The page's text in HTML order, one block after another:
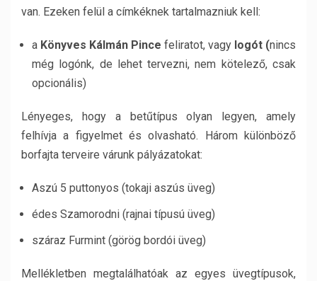
van. Ezeken felül a címkéknek tartalmazniuk kell:
a Könyves Kálmán Pince feliratot, vagy logót (nincs
még logónk, de lehet tervezni, nem kötelező, csak
opcionális)
Lényeges, hogy a betűtípus olyan legyen, amely
felhívja a figyelmet és olvasható. Három különböző
borfajta terveire várunk pályázatokat:
Aszú 5 puttonyos (tokaji aszús üveg)
édes Szamorodni (rajnai típusú üveg)
száraz Furmint (görög bordói üveg)
Mellékletben megtalálhatóak az egyes üvegtípusok,